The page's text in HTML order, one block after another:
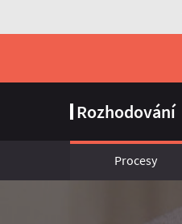
Rozhodování
Procesy